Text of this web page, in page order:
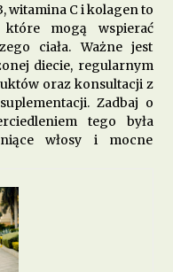
witamina C i kolagen to
mogą wspierać
ciała. Ważne jest
diecie, regularnym
oraz konsultacji z
Zadbaj o
tego była
włosy i mocne